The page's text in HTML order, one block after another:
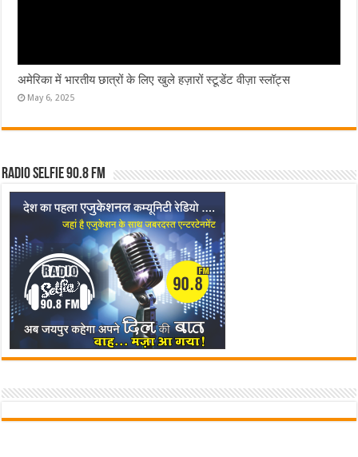
अमेरिका में भारतीय छात्रों के लिए खुले हज़ारों स्टूडेंट वीज़ा स्लॉट्स
May 6, 2025
Radio Selfie 90.8 FM